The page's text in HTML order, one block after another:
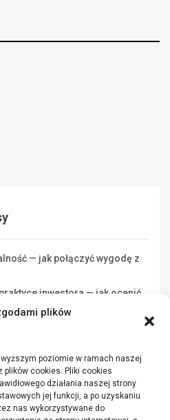
plików
poziomie w ramach naszej
cookies. Pliki cookies
działania naszej strony
jej funkcji, a po uzyskaniu
nas wykorzystywane do
— jak połączyć wygodę z
inwestora — jak ocenić
energetycznego: co
w warsztacie a jakość
panele